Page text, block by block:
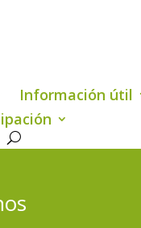
Información útil